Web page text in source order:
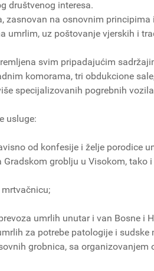
društvenog interesa.
zasnovan na osnovnim
umrlim, uz poštovanje vjerskih i
svim pripadajućim
komorama, tri obdukcione
specijalizovanih pogrebnih
usluge:
od konfesije i želje porodice
Gradskom groblju u Visokom,
umrlih unutar i van Bosne i
za potrebe patologije i sudske
grobnica, sa